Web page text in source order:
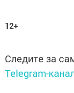
12+
Следите за
Telegram-